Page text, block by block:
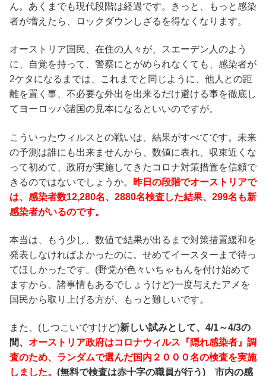
ん。あくまでも現代段階は経過です。きっと、もっと感染
者が増えたら、ロックダウンしざるを得なくなります。
オーストリア国民、在住の人々が、スエーデン人のよう
に、自覚を持って、警察にとがめられなくても、感染者が
2ケタになるまでは、これまでと同じように、他人との距
離を置く事、不必要な外出を出来るだけ避ける事を徹底し
てヨーロッパ諸国の見本になるといいのですが。
こういったウィルスとの戦いは、結果がすべてです。未来
の予測は誰にも出来ませんから、数値に表れ、収束近くな
って初めて、政府が実施してきたコロナ対策措置を信頼で
きるのではないでしょうか。
昨日の段階でオーストリアで
は、感染者数12,280名、2880名検査した結果、299名も新
感染者がいるのです。
本当は、もう少し、数値で結果が出るまで対策措置緩和を
発表しなければよかったのに。せめてイースターまで待っ
てほしかったです。(野党が色々いちゃもんを付け始めて
ますから、諸事情もあるでしょうけど)一度与えたアメを
国民から取り上げる方が、もっと難しいです。
また、(しつこいですけど)新しい試みとして、4/1～4/3の
間、 オーストリア政府はコロナウィルス『隠れ感染者』調
査のため、ランダムで選んだ国内２０００名の検査を実施
しました。 (無料で検査は赤十字の職員が行う) 市内の感